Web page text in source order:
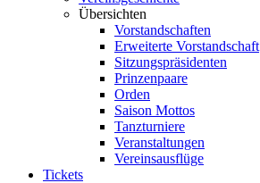
Übersichten
Vorstandschaften
Erweiterte Vorstandschaft
Sitzungspräsidenten
Prinzenpaare
Orden
Saison Mottos
Tanzturniere
Veranstaltungen
Vereinsausflüge
Tickets